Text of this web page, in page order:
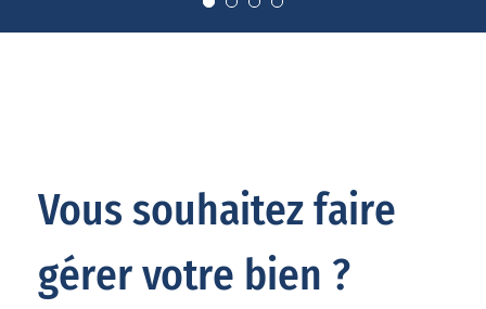
Vous souhaitez faire
gérer votre bien ?